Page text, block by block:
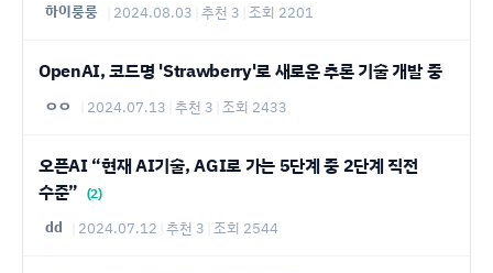
하이룽룽 2024.08.03 추천 3 조회 2201
OpenAI, 코드명 'Strawberry'로 새로운 추론 기술 개발 중
ㅇㅇ 2024.07.13 추천 3 조회 2433
오픈AI “현재 AI기술, AGI로 가는 5단계 중 2단계 직전
수준” (2)
dd 2024.07.12 추천 3 조회 2544